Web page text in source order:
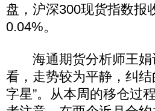
盘，沪深300现货指数报
0.04%。
海通期货分析师王娟
看，走势较为平静，纠
字星”。从本周的移仓过